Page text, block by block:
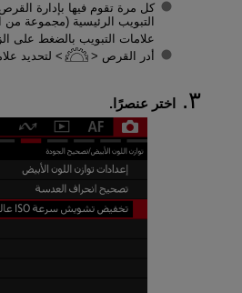
كل مرة تقوم فيها بإدارة القرص
التبويب الرئيسية (مجموعة من
علامات التبويب بالضغط على
أدر القرص
لتحديد
اختر عنصرًا.